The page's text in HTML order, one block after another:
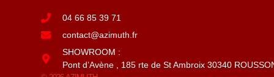
04 66 85 39 71
contact@azimuth.fr
SHOWROOM :
Pont d’Avène , 185 rte de St Ambroix 30340